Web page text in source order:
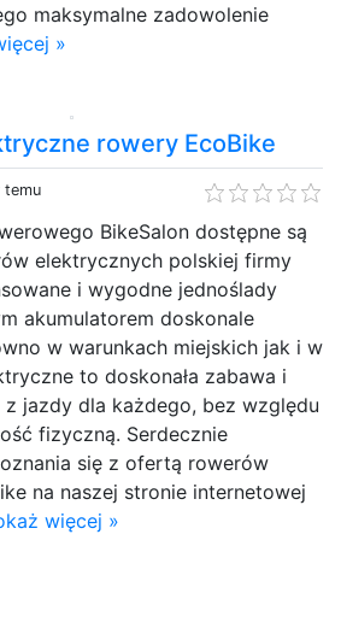
maksymalne zadowolenie
»
rowery EcoBike
temu
BikeSalon dostępne są
elektrycznych polskiej firmy
i wygodne jednoślady
akumulatorem doskonale
w warunkach miejskich jak i w
to doskonała zabawa i
jazdy dla każdego, bez względu
fizyczną. Serdecznie
się z ofertą rowerów
na naszej stronie internetowej
więcej »